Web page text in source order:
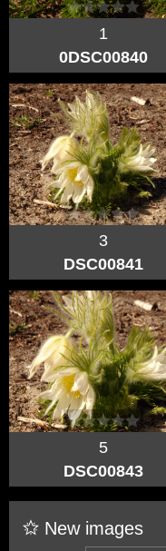
1
0DSC00840
3
DSC00841
5
DSC00843
New images